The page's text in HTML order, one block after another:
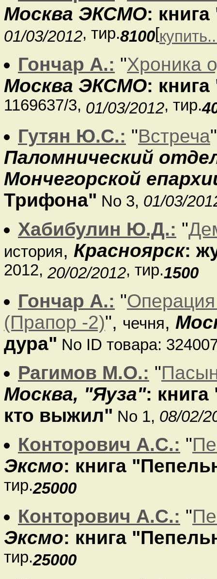
Москва ЭКСМО:
01/03/2012, тир.8100[
Гончар А.: "Хроника
Москва ЭКСМО:
1169637/3, 01/03/2012, тир.
Гутян Ю.С.: "Встреча
Паломнический
Мончегорской
Трифона" No 3, 01/03/
Хабибулин Ю.Д.: "
история, Красноярск:
2012, 20/02/2012, тир.1500
Гончар А.: "
(Прапор -2)", чечня,
дура" No ID товара:
Рагимов М.О.: "
Москва, "Яуза":
кто выжил" No 1, 08/02/
Конторович А.С.: "
Эксмо: книга
тир.25000
Конторович А.С.: "
Эксмо: книга
тир.25000